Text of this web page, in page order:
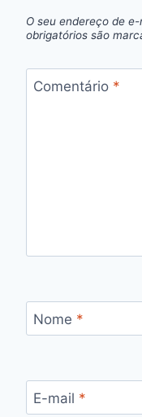
O seu endereço de
obrigatórios são
Comentário *
Nome *
E-mail *